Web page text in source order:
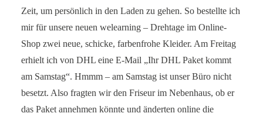
Zeit, um persönlich in den Laden zu gehen. So bestellte ich
mir für unsere neuen welearning – Drehtage im Online-
Shop zwei neue, schicke, farbenfrohe Kleider. Am Freitag
erhielt ich von DHL eine E-Mail „Ihr DHL Paket kommt
am Samstag“. Hmmm – am Samstag ist unser Büro nicht
besetzt. Also fragten wir den Friseur im Nebenhaus, ob er
das Paket annehmen könnte und änderten online die